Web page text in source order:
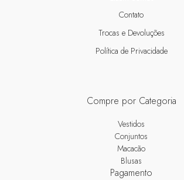
Contato
Trocas e Devoluções
Política de Privacidade
Compre por Categoria
Vestidos
Conjuntos
Macacão
Blusas
Pagamento